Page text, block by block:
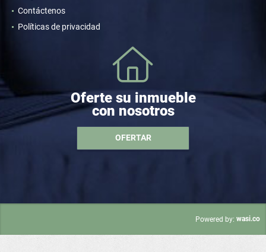
Contáctenos
Políticas de privacidad
Oferte su inmueble
con nosotros
OFERTAR
Powered by: wasi.co